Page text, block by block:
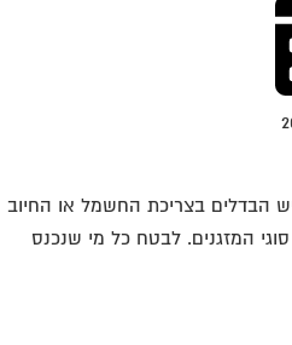
בצריכת החשמל או החיוב
המזגנים. לבטח כל מי שנכנס